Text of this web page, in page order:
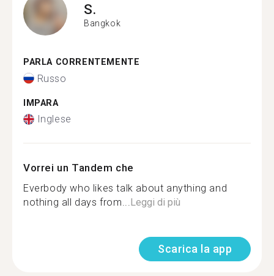
S.
Bangkok
PARLA CORRENTEMENTE
Russo
IMPARA
Inglese
Vorrei un Tandem che
Everbody who likes talk about anything and
nothing all days from...Leggi di più
Scarica la app